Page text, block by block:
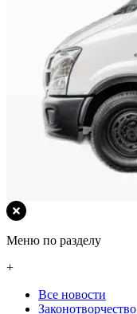
Меню по разделу
+
Все новости
Законотворчество